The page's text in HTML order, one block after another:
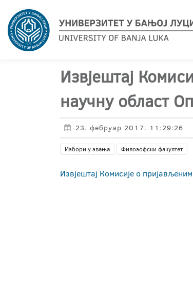
Извјештај
научну област
23. фебруар 2017. 11:29:26
Избори у звања Филозофски факултет
Извјештај Комисије о